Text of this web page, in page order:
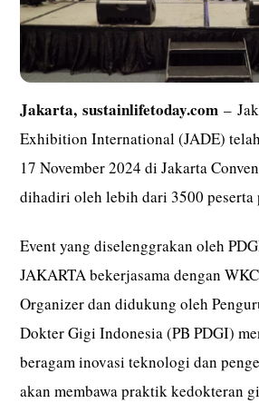
Jakarta,sustainlifetoday.com –
Exhibition International (JADE)
17 November 2024 di Jakarta
dihadiri oleh lebih dari 3500 peserta
Event yang diselenggrakan oleh
JAKARTA bekerjasama dengan
Organizer dan didukung oleh
Dokter Gigi Indonesia (PB PDGI)
beragam inovasi teknologi dan
akan membawa praktik kedokteran